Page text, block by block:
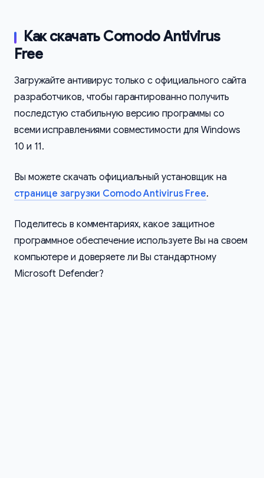
Как скачать Comodo Antivirus
Free
Загружайте антивирус только с официального сайта
разработчиков, чтобы гарантированно получить
последстую стабильную версию программы со
всеми исправлениями совместимости для Windows
10 и 11.
Вы можете скачать официальный установщик на
странице загрузки Comodo Antivirus Free.
Поделитесь в комментариях, какое защитное
программное обеспечение используете Вы на своем
компьютере и доверяете ли Вы стандартному
Microsoft Defender?